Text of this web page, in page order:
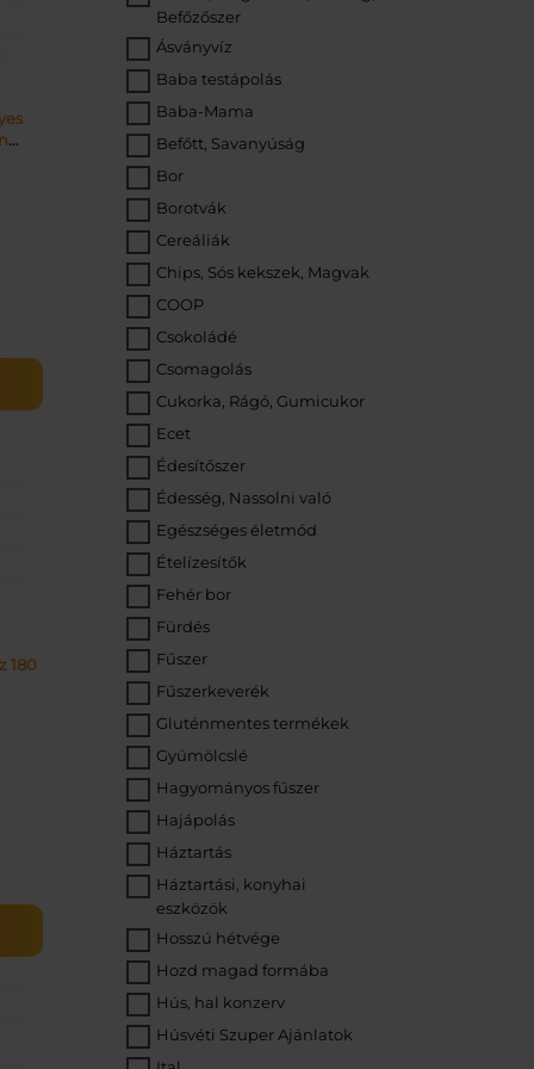
180
Befőzőszer
Ásványvíz
Baba testápolás
Baba-Mama
Befőtt, Savanyúság
Bor
Borotvák
Cereáliák
Chips, Sós kekszek, Magvak
COOP
Csokoládé
Csomagolás
Cukorka, Rágó, Gumicukor
Ecet
Édesítőszer
Édesség, Nassolni való
Egészséges életmód
Ételízesítők
Fehér bor
Fürdés
Fűszer
Fűszerkeverék
Gluténmentes termékek
Gyümölcslé
Hagyományos fűszer
Hajápolás
Háztartás
Háztartási, konyhai
eszközök
Hosszú hétvége
Hozd magad formába
Hús, hal konzerv
Húsvéti Szuper Ajánlatok